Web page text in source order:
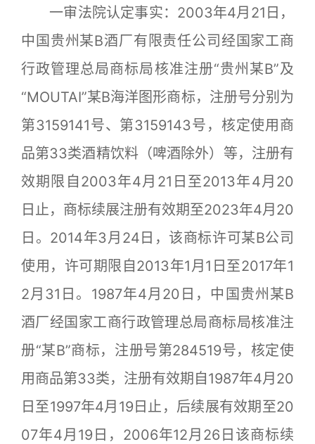
一审法院认定事实：2003年4月21日，
中国贵州某B酒厂有限责任公司经国家工商
行政管理总局商标局核准注册“贵州某B”及
“MOUTAI”某B海洋图形商标，注册号分别为
第3159141号、第3159143号，核定使用商
品第33类酒精饮料（啤酒除外）等，注册有
效期限自2003年4月21日至2013年4月20
日止，商标续展注册有效期至2023年4月20
日。2014年3月24日，该商标许可某B公司
使用，许可期限自2013年1月1日至2017年1
2月31日。1987年4月20日，中国贵州某B
酒厂经国家工商行政管理总局商标局核准注
册“某B”商标，注册号第284519号，核定使
用商品第33类，注册有效期自1987年4月20
日至1997年4月19日止，后续展有效期至20
07年4月19日，2006年12月26日该商标续